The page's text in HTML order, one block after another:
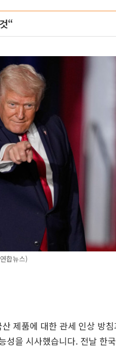
“
합뉴스)
제품에 대한 관세 인상 방
성을 시사했습니다. 전날 한